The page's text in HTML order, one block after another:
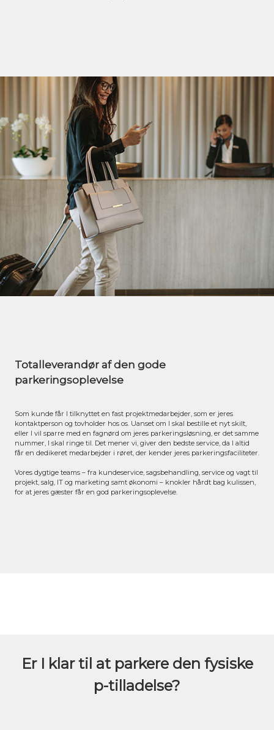
Totalleverandør af den gode
parkeringsoplevelse
Som kunde får I tilknyttet en fast projektmedarbejder, som er jeres
kontaktperson og tovholder hos os. Uanset om I skal bestille et nyt skilt,
eller I vil sparre med en fagnørd om jeres parkeringsløsning, er det samme
nummer, I skal ringe til. Det mener vi, giver den bedste service, da I altid
får en dedikeret medarbejder i røret, der kender jeres parkeringsfaciliteter.
Vores dygtige teams – fra kundeservice, sagsbehandling, service og vagt til
projekt, salg, IT og marketing samt økonomi – knokler hårdt bag kulissen,
for at jeres gæster får en god parkeringsoplevelse.
Er I klar til at parkere den fysiske
p-tilladelse?